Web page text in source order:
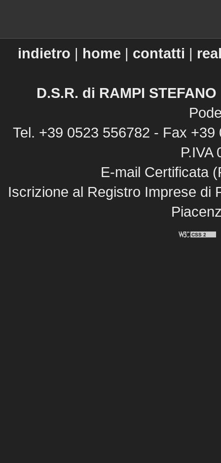
indietro | home | contatti |
D.S.R. di RAMPI
Tel. +39 0523 556782 - Fax
P.IVA
E-mail Certificata
Iscrizione al Registro Imprese di